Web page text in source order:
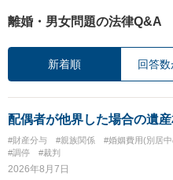
離婚・男女問題の法律Q&A
新着順 回答
配偶者が他界した場合の遺
#財産分与 #親族関係 #婚姻費用(別居
#調停
#裁判
2026年8月7日